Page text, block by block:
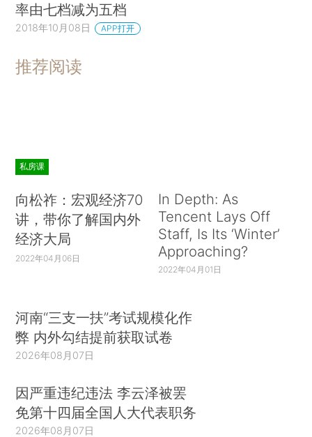
率由七档减为五档
2018年10月08日 APP打开
推荐阅读
私房课
向松祚：宏观经济70
讲，带你了解国内外
经济大局
2022年04月06日
In Depth: As
Tencent Lays Off
Staff, Is Its ‘Winter’
Approaching?
2022年04月01日
河南“三支一扶”考试规模化作
弊 内外勾结提前获取试卷
2026年08月07日
因严重违纪违法 李云泽被罢
免第十四届全国人大代表职务
2026年08月07日